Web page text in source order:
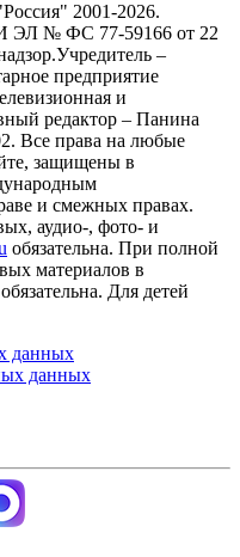
2001-2026.
ЭЛ № ФС 77-59166 от 22
–
предприятие
и
редактор – Панина
Все права на любые
защищены в
и смежных правах.
аудио-, фото- и
обязательна. При полной
материалов в
обязательна. Для детей
данных
данных